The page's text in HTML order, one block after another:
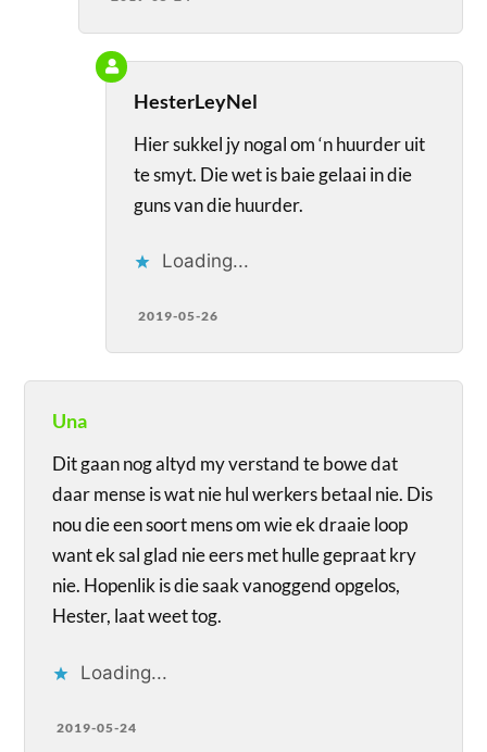
HesterLeyNel
Hier sukkel jy nogal om ‘n huurder uit
te smyt. Die wet is baie gelaai in die
guns van die huurder.
Loading...
2019-05-26
Una
Dit gaan nog altyd my verstand te bowe dat
daar mense is wat nie hul werkers betaal nie. Dis
nou die een soort mens om wie ek draaie loop
want ek sal glad nie eers met hulle gepraat kry
nie. Hopenlik is die saak vanoggend opgelos,
Hester, laat weet tog.
Loading...
2019-05-24